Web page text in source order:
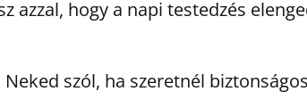
azzal, hogy a napi testedzés
Neked szól, ha szeretnél